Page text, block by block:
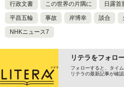
行政文書 この世界の片隅に 日露首
平昌五輪 事故 岸博幸 談合
NHKニュース7
リテラをフォロ
フォローすると、タイ
リテラの最新記事が確認